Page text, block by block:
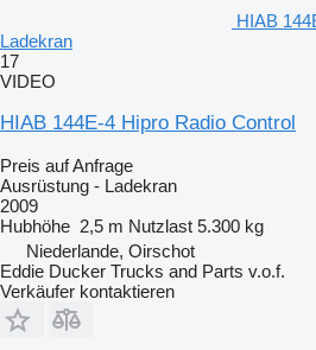
HIAB
Ladekran
17
VIDEO
HIAB 144E-4 Hipro Radio Control
Preis auf Anfrage
Ausrüstung - Ladekran
2009
Hubhöhe 2,5 m Nutzlast 5.300 kg
Niederlande, Oirschot
Eddie Ducker Trucks and Parts v.o.f.
Verkäufer kontaktieren